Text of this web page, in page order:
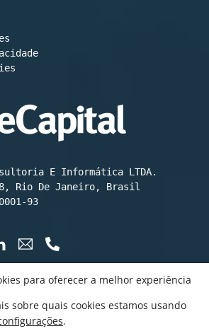
E Informática LTDA.
8, Rio De Janeiro, Brasil
93
2015 até hoje
❤️💰😄 por LiveCapital
para oferecer a melhor experiência
sobre quais cookies estamos usando
.